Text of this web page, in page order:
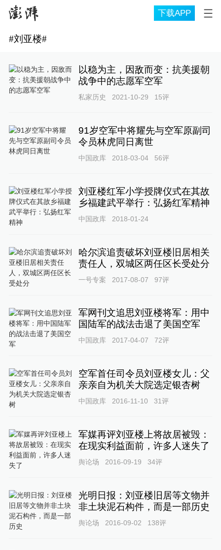
下载APP
#刘亚楼#
以稳为主，因敌而变：抗美援朝
战争中的志愿军空军
私家历史 2021-10-29 15评
91岁空军中将耀先与空军原副司
令员林虎同日离世
中国政库 2018-03-04 56评
刘亚楼红军小学授牌仪式在其故
乡福建武平举行：弘扬红军精神
中国政库 2018-01-24
哈尔滨追责破坏刘亚楼旧居相关
责任人，双城区两任区长受处分
一号专案 2017-08-07 97评
军网刊文追思刘亚楼将军：用中
国陆军的战法击退了美国空军
中国政库 2017-04-07 72评
空军首任司令员刘亚楼女儿：父
亲亲自为机关大院选定银杏树
中国政库 2016-11-10 31评
军媒再评刘亚楼上将故居被毁：
在现实利益面前，许多人迷失了
舆论场 2016-09-19 34评
光明日报：刘亚楼旧居等文物并
非土块泥石构件，而是一部历史
舆论场 2016-09-02 138评